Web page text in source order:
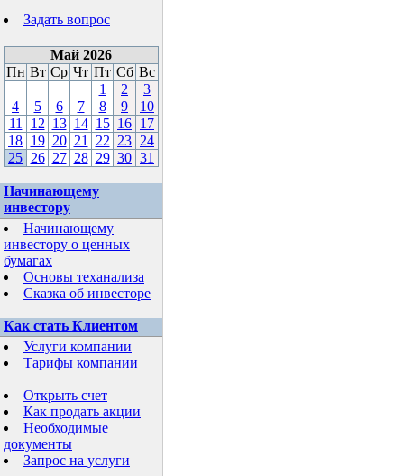
Задать вопрос
Май 2026
Пн Вт Ср Чт Пт Сб Вс
1
2
3
4
5 6 7 8 9
10
11
12 13 14 15 16 17
18 19 20 21 22 23 24
25 26 27 28 29 30 31
Начинающему
инвестору
Начинающему
инвестору о ценных
бумагах
Основы теханализа
Сказка об инвесторе
Как стать Клиентом
Услуги компании
Тарифы компании
Открыть счет
Как продать акции
Необходимые
документы
Запрос на услуги